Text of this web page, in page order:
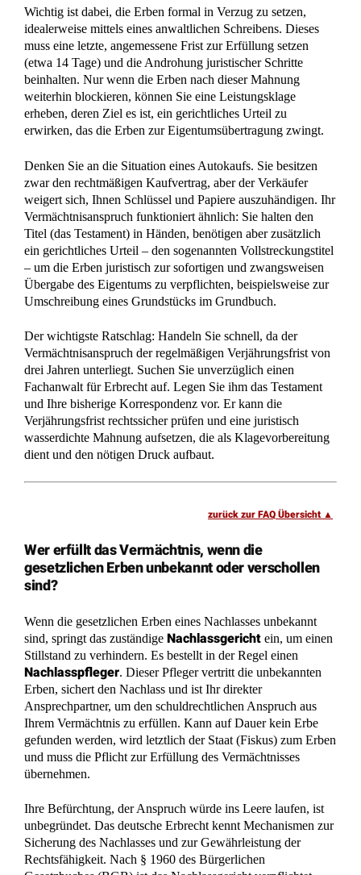
(etwa 14 Tage) und die Androhung juristischer Schritte
beinhalten. Nur wenn die Erben nach dieser Mahnung
weiterhin blockieren, können Sie eine Leistungsklage
erheben, deren Ziel es ist, ein gerichtliches Urteil zu
erwirken, das die Erben zur Eigentumsübertragung zwingt.
Denken Sie an die Situation eines Autokaufs. Sie besitzen
zwar den rechtmäßigen Kaufvertrag, aber der Verkäufer
Vermächtnisanspruch funktioniert ähnlich: Sie halten den
Titel (das Testament) in Händen, benötigen aber zusätzlich
ein gerichtliches Urteil – den sogenannten Vollstreckungstitel
– um die Erben juristisch zur sofortigen und zwangsweisen
Übergabe des Eigentums zu verpflichten, beispielsweise zur
Umschreibung eines Grundstücks im Grundbuch.
Der wichtigste Ratschlag: Handeln Sie schnell, da der
Vermächtnisanspruch der regelmäßigen Verjährungsfrist von
Fachanwalt für Erbrecht auf. Legen Sie ihm das Testament
und Ihre bisherige Korrespondenz vor. Er kann die
Verjährungsfrist rechtssicher prüfen und eine juristisch
wasserdichte Mahnung aufsetzen, die als Klagevorbereitung
dient und den nötigen Druck aufbaut.
gesetzlichen Erben unbekannt oder verschollen
Wenn die gesetzlichen Erben eines Nachlasses unbekannt
sind, springt das zuständige
Nachlasspfleger. Dieser Pfleger vertritt die unbekannten
Erben, sichert den Nachlass und ist Ihr direkter
Ansprechpartner, um den schuldrechtlichen Anspruch aus
Ihrem Vermächtnis zu erfüllen. Kann auf Dauer kein Erbe
gefunden werden, wird letztlich der Staat (Fiskus) zum Erben
und muss die Pflicht zur Erfüllung des Vermächtnisses
übernehmen.
Ihre Befürchtung, der Anspruch würde ins Leere laufen, ist
unbegründet. Das deutsche Erbrecht kennt Mechanismen zur
Rechtsfähigkeit. Nach § 1960 des Bürgerlichen
Gesetzbuches (BGB) ist das Nachlassgericht verpflichtet,
Maßnahmen zur Sicherung zu ergreifen, wenn die Erben
unbekannt sind oder festgestellt wird, dass jemand nicht Erbe